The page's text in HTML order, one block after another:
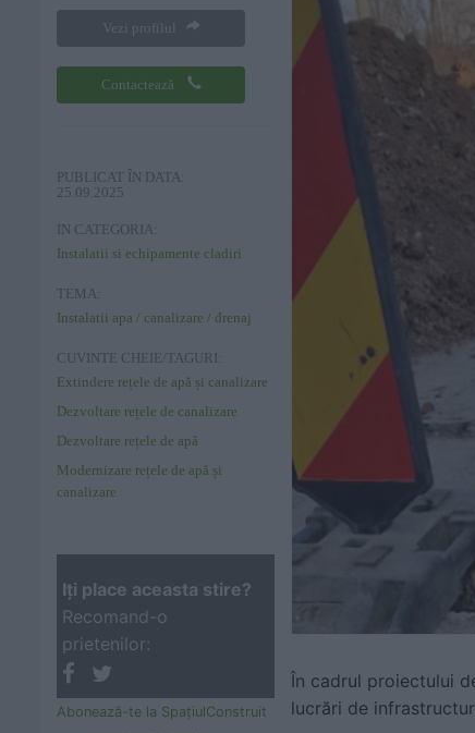
Vezi profilul
Contactează
PUBLICAT ÎN DATA:
25.09.2025
IN CATEGORIA:
Instalatii si echipamente cladiri
TEMA:
Instalatii apa / canalizare / drenaj
CUVINTE CHEIE/TAGURI:
Extindere rețele de apă și canalizare
Dezvoltare rețele de canalizare
Dezvoltare rețele de apă
Modernizare rețele de apă și
canalizare
Iţi place aceasta stire?
Recomand-o
prietenilor:
Abonează-te la SpaţiulConstruit
În cadrul proiectului
lucrări de